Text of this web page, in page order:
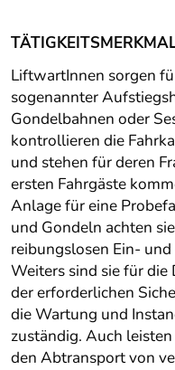
LiftwartInnen sorgen
sogenannter
Gondelbahnen oder
kontrollieren die
und stehen für deren
ersten Fahrgäste
Anlage für eine
und Gondeln achten
reibungslosen Ein-
Weiters sind sie für
der erforderlichen
die Wartung und
zuständig. Auch
den Abtransport von